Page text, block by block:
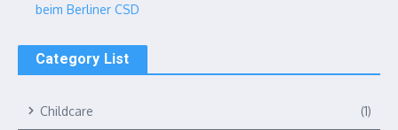
beim Berliner CSD
Category List
Childcare (1)